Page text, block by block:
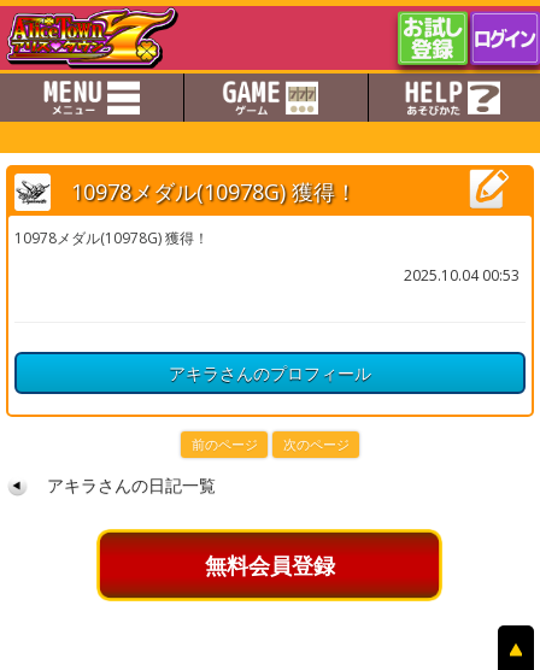
10978メダル(10978G) 獲得！
10978メダル(10978G) 獲得！
2025.10.04 00:53
アキラさんのプロフィール
前のページ 次のページ
アキラさんの日記一覧
無料会員登録